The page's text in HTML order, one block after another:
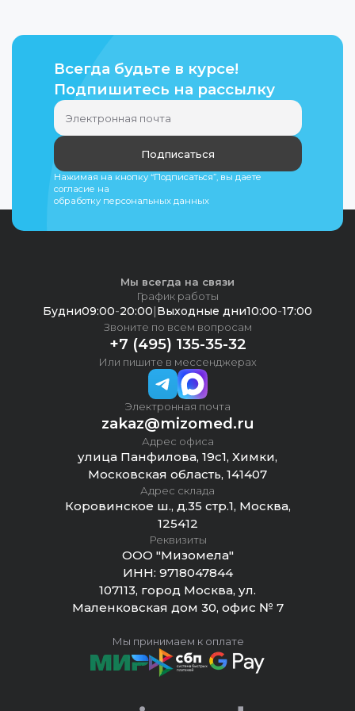
Всегда будьте в курсе!
Подпишитесь на рассылку
Подписаться
Нажимая на кнопку “Подписаться”, вы даете
согласие на
обработку персональных данных
Мы всегда на связи
График работы
Будни09:00-20:00 Выходные дни10:00-17:00
Звоните по всем вопросам
+7 (495) 135-35-32
Или пишите в мессенджерах
Электронная почта
zakaz@mizomed.ru
Адрес офиса
улица Панфилова, 19с1, Химки,
Московская область, 141407
Адрес склада
Коровинское ш., д.35 стр.1, Москва,
125412
Реквизиты
ООО "Мизомела"
ИНН: 9718047844
107113, город Москва, ул.
Маленковская дом 30, офис № 7
Мы принимаем к оплате